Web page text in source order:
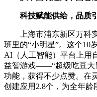
科技赋能供给，品质
上海市浦东新区万科实
班里的“小明星”。这个10
AI（人工智能）平台上用
益智游戏——“超级吃豆大
功能，获得不少点赞。在
创建应用2.8个，为全年龄